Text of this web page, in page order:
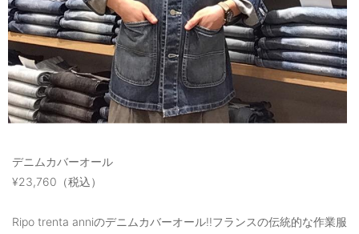
デニムカバーオール
¥23,760（税込）
Ripo trenta anniのデニムカバーオール!!フランスの伝統的な作業服